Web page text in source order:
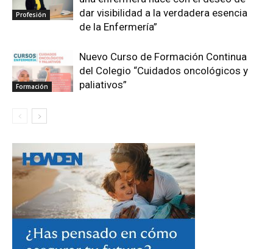
Profesión
dar visibilidad a la verdadera esencia
de la Enfermería”
Formación
Nuevo Curso de Formación Continua
del Colegio “Cuidados oncológicos y
paliativos”